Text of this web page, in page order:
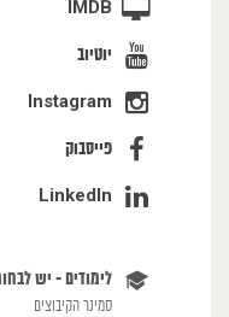
IMDB
יוטיוב
Instagram
פייסבוק
LinkedIn
לימודים - יש
סמינר הקיבוצים